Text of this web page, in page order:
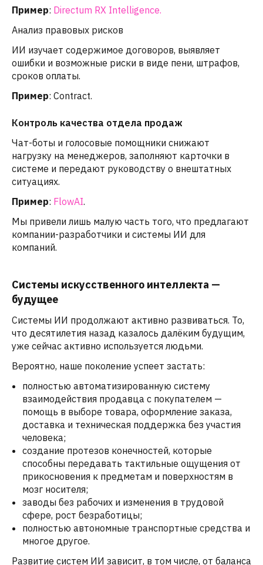
Пример: Directum RX Intelligence.
Анализ правовых рисков
ИИ изучает содержимое договоров, выявляет
ошибки и возможные риски в виде пени, штрафов,
сроков оплаты.
Пример: Contract.
Контроль качества отдела продаж
Чат-боты и голосовые помощники снижают
нагрузку на менеджеров, заполняют карточки в
системе и передают руководству о внештатных
ситуациях.
Пример: FlowAI.
Мы привели лишь малую часть того, что предлагают
компании-разработчики и системы ИИ для
компаний.
Системы искусственного интеллекта —
будущее
Системы ИИ продолжают активно развиваться. То,
что десятилетия назад казалось далёким будущим,
уже сейчас активно используется людьми.
Вероятно, наше поколение успеет застать:
полностью автоматизированную систему
взаимодействия продавца с покупателем —
помощь в выборе товара, оформление заказа,
доставка и техническая поддержка без участия
человека;
создание протезов конечностей, которые
способны передавать тактильные ощущения от
прикосновения к предметам и поверхностям в
мозг носителя;
заводы без рабочих и изменения в трудовой
сфере, рост безработицы;
полностью автономные транспортные средства и
многое другое.
Развитие систем ИИ зависит, в том числе, от баланса